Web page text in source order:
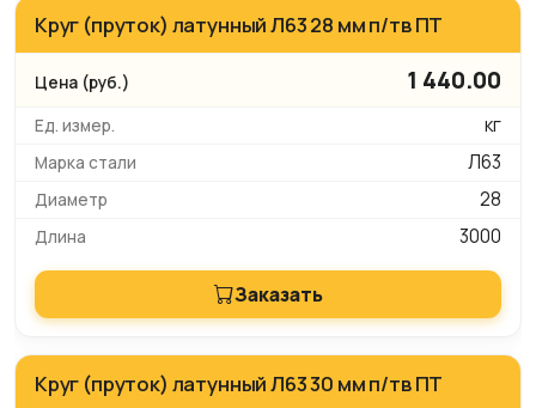
Круг (пруток) латунный Л63 28 мм п/тв ПТ
1 440.00
кг
Л63
28
3000
Заказать
Круг (пруток) латунный Л63 30 мм п/тв ПТ